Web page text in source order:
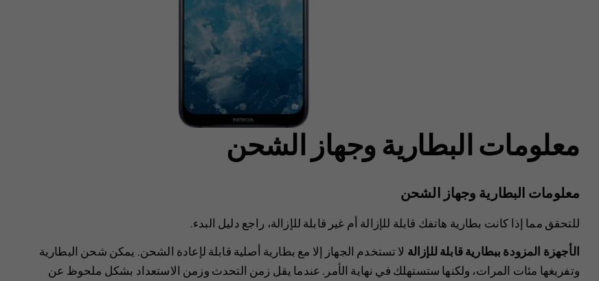
معلومات البطارية وجهاز الشحن
معلومات البطارية وجهاز الشحن
للتحقق مما إذا كانت بطارية هاتفك قابلة للإزالة أم غير قابلة للإزالة، راجع دليل البدء.
الأجهزة المزودة ببطارية قابلة للإزالة لا تستخدم الجهاز إلا مع بطارية أصلية قابلة لإعادة الشحن. يمكن شحن البطارية
وتفريغها مئات المرات، ولكنها ستستهلك في نهاية الأمر. عندما يقل زمن التحدث وزمن الاستعداد بشكل ملحوظ عن